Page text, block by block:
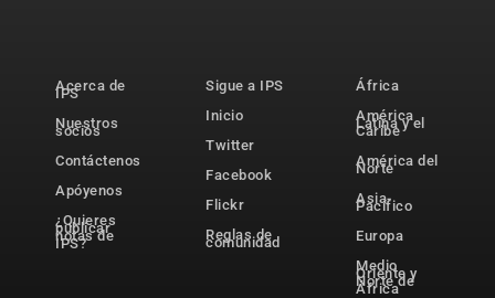
Acerca de
IPS
Nuestros
socios
Contáctenos
Apóyenos
¿Quieres
publicar
notas de
IPS?
Sigue a IPS
Inicio
Twitter
Facebook
Flickr
Reglas de
comunidad
África
América
Latina y el
Caribe
América del
Norte
Asia-
Pacífico
Europa
Medio
Oriente y
Norte de
África